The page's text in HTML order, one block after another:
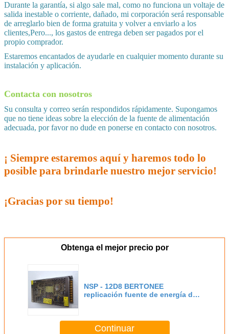
Durante la garantía, si algo sale mal, como no funciona un voltaje de
salida inestable o corriente, dañado, mi corporación será responsable
de arreglarlo bien de forma gratuita y volver a enviarlo a los
clientes,Pero..., los gastos de entrega deben ser pagados por el
propio comprador.
Estaremos encantados de ayudarle en cualquier momento durante su
instalación y aplicación.
Contacta con nosotros
Su consulta y correo serán respondidos rápidamente. Supongamos
que no tiene ideas sobre la elección de la fuente de alimentación
adecuada, por favor no dude en ponerse en contacto con nosotros.
¡ Siempre estaremos aquí y haremos todo lo
posible para brindarle nuestro mejor servicio!
¡Gracias por su tiempo!
Obtenga el mejor precio por
NSP - 12D8 BERTONEE
replicación fuente de energía de
Continuar